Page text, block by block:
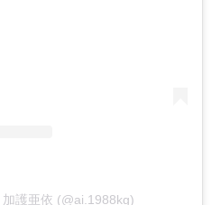
護亜依 (@ai.1988kg)